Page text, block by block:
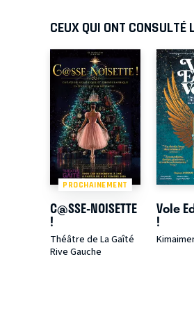
CEUX QUI ONT
PROCHAINEMENT
C@SSE-NOISETTE
!
Théâtre de La Gaîté
Rive Gauche
Vole
!